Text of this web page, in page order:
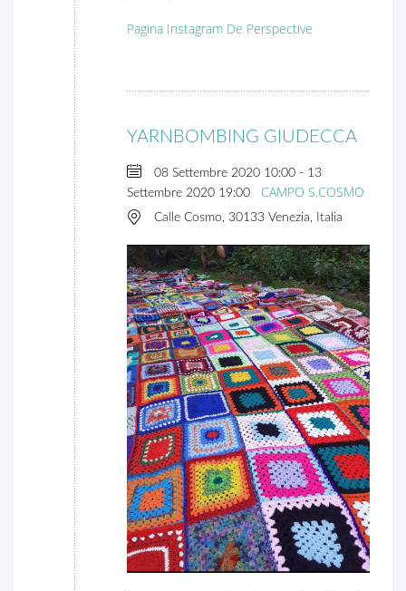
Pagina Instagram De Perspective
YARNBOMBING GIUDECCA
08 Settembre 2020 10:00 - 13
Settembre 2020 19:00 CAMPO S.COSMO
Calle Cosmo, 30133 Venezia, Italia